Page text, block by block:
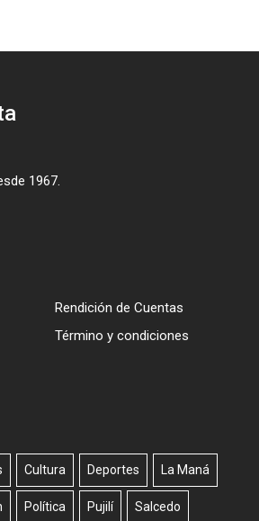
1967.
Rendición de Cuentas
Término y condiciones
Cultura Deportes La Maná
Política Pujilí Salcedo